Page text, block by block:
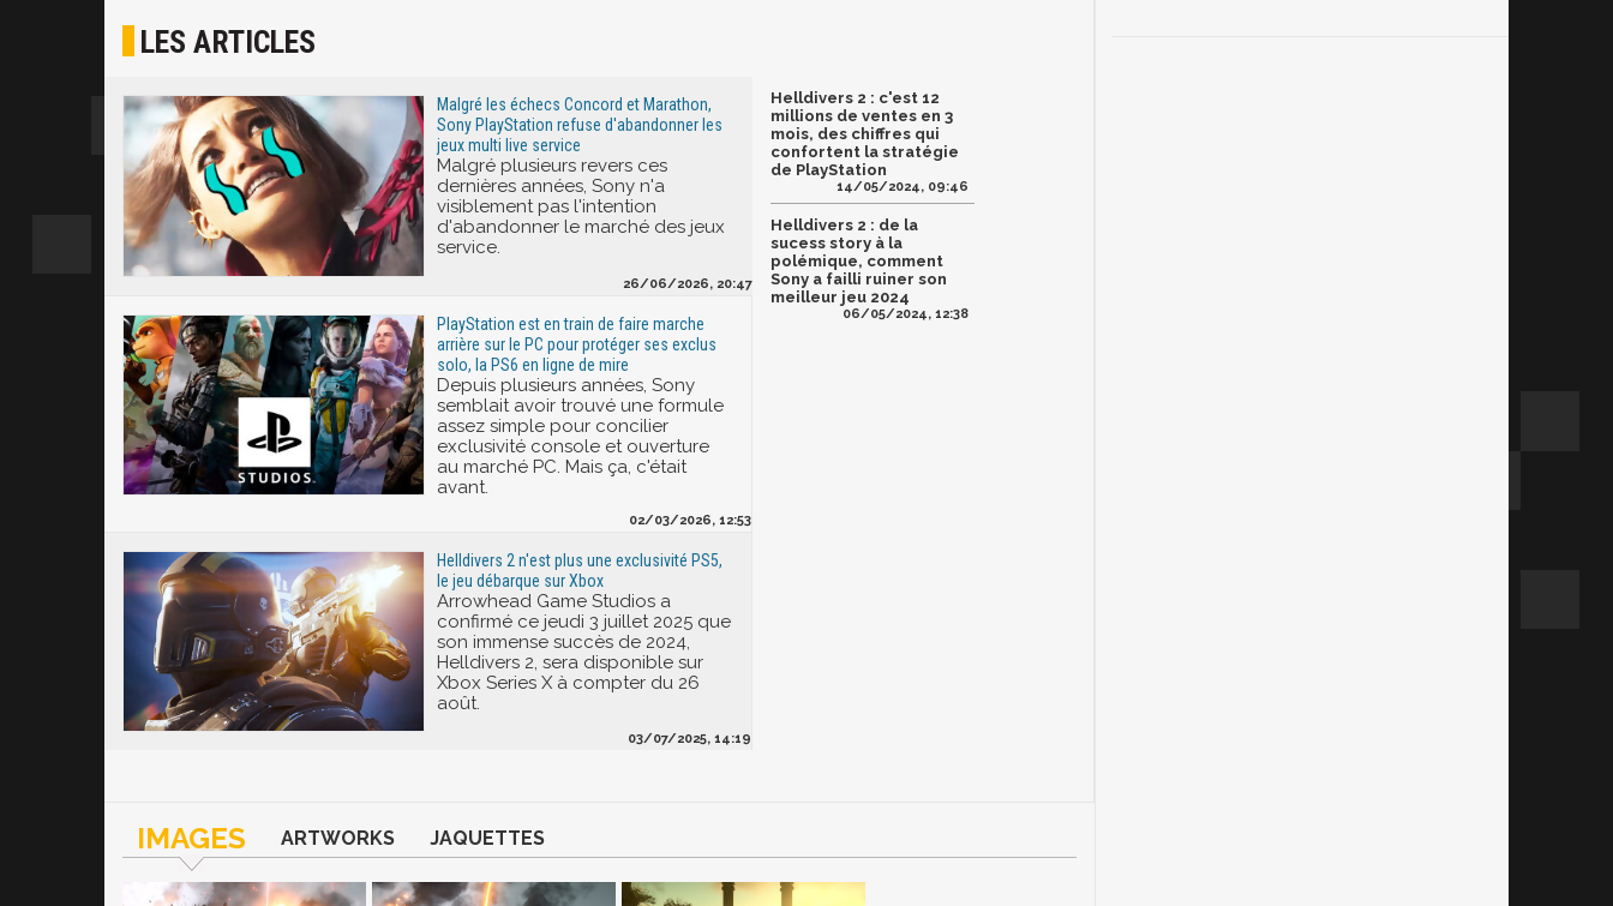
LES ARTICLES
Malgré les échecs Concord et Marathon,
Sony PlayStation refuse d'abandonner les
jeux multi live service
Malgré plusieurs revers ces
dernières années, Sony n'a
visiblement pas l'intention
d'abandonner le marché des jeux
service.
26/06/2026, 20:47
PlayStation est en train de faire marche
arrière sur le PC pour protéger ses exclus
solo, la PS6 en ligne de mire
Depuis plusieurs années, Sony
semblait avoir trouvé une formule
assez simple pour concilier
exclusivité console et ouverture
au marché PC. Mais ça, c'était
avant.
02/03/2026, 12:53
Helldivers 2 n'est plus une exclusivité PS5,
le jeu débarque sur Xbox
Arrowhead Game Studios a
confirmé ce jeudi 3 juillet 2025 que
son immense succès de 2024,
Helldivers 2, sera disponible sur
Xbox Series X à compter du 26
août.
03/07/2025, 14:19
Helldivers 2 : c'est 12
millions de ventes en 3
mois, des chiffres qui
confortent la stratégie
de PlayStation
14/05/2024, 09:46
Helldivers 2 : de la
sucess story à la
polémique, comment
Sony a failli ruiner son
meilleur jeu 2024
06/05/2024, 12:38
IMAGES ARTWORKS JAQUETTES